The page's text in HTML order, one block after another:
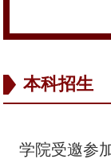
本科招生
学院受邀参